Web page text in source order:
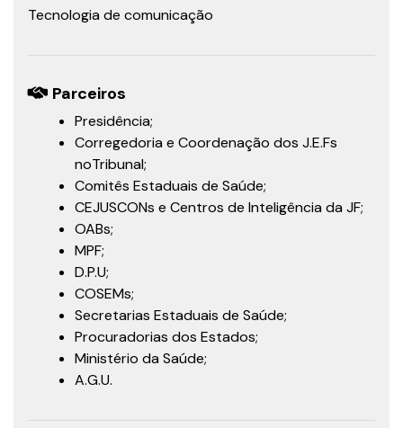
Tecnologia de comunicação
Parceiros
Presidência;
Corregedoria e Coordenação dos J.E.Fs
noTribunal;
Comitês Estaduais de Saúde;
CEJUSCONs e Centros de Inteligência da JF;
OABs;
MPF;
D.P.U;
COSEMs;
Secretarias Estaduais de Saúde;
Procuradorias dos Estados;
Ministério da Saúde;
A.G.U.